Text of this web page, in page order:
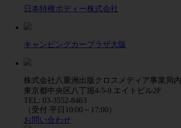
日本特種ボディー株式会社
キャンピングカープラザ大阪
株式会社八重洲出版クロスメディア事業局内
東京都中央区八丁堀4-5-9 エイトビル2F
TEL: 03-3552-8463
（受付 平日10:00～17:00）
お問い合わせ